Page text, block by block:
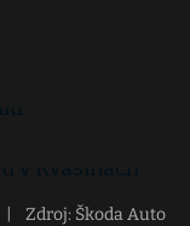
Zdroj: Škoda Auto